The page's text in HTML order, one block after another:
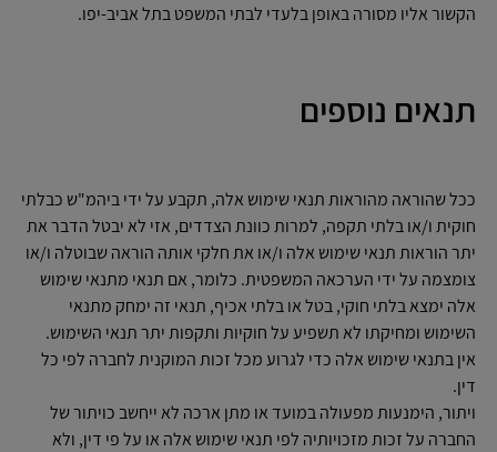
הקשור אליו מסורה באופן בלעדי לבתי המשפט בתל אביב-יפו.
תנאים נוספים
ככל שהוראה מהוראות תנאי שימוש אלה, תקבע על ידי ביהמ"ש כבלתי
חוקית ו/או בלתי תקפה, למרות כוונת הצדדים, אזי לא יבטל הדבר את
יתר הוראות תנאי שימוש אלה ו/או את חלקי אותה הוראה שבוטלה ו/או
צומצמה על ידי הערכאה המשפטית. כלומר, אם תנאי מתנאי שימוש
אלה ימצא בלתי חוקי, בטל או בלתי אכיף, תנאי זה ימחק מתנאי
השימוש ומחיקתו לא תשפיע על חוקיות ותקפות יתר תנאי השימוש.
אין בתנאי שימוש אלה כדי לגרוע מכל זכות המוקנית לחברה לפי כל
דין.
ויתור, הימנעות מפעולה במועד או מתן ארכה לא ייחשב כויתור של
החברה על זכות מזכויותיה לפי תנאי שימוש אלה או על פי דין, ולא